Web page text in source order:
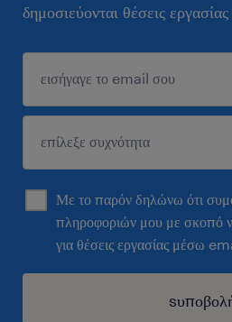
δημοσιεύονται θέσεις
Με το παρόν δηλώνω ότι
πληροφοριών μου με σκοπό
για θέσεις εργασίας μέσω